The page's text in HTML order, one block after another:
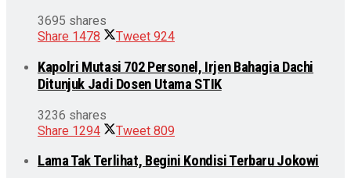
3695 shares
Share 1478 Tweet 924
Kapolri Mutasi 702 Personel, Irjen Bahagia Dachi
Ditunjuk Jadi Dosen Utama STIK
3236 shares
Share 1294 Tweet 809
Lama Tak Terlihat, Begini Kondisi Terbaru Jokowi